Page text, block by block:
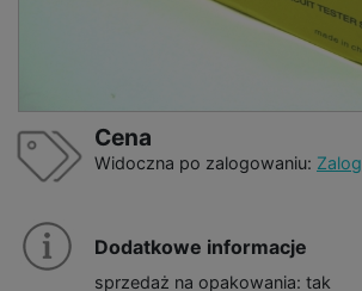
Cena
Widoczna po zalogowaniu:
Dodatkowe informacje
sprzedaż na opakowania: tak